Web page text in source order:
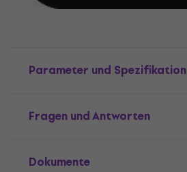
Parameter und Spezifikation
Fragen und Antworten
Dokumente